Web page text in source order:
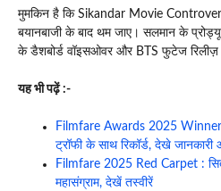
मुमकिन है कि Sikandar Movie
बयानबाजी के बाद थम जाए। सलमान के
के डैशबोर्ड वॉइसओवर और BTS फुटेज रिलीज़
यह भी पढ़ें :-
Filmfare Awards 2025
ट्रॉफी के साथ रिकॉर्ड, देखे जानकारी
Filmfare 2025 Red Carpet :
महासंग्राम, देखें तस्वीरें